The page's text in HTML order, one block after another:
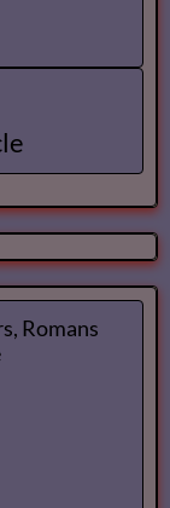
Romans